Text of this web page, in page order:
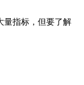
量指标，但要了解